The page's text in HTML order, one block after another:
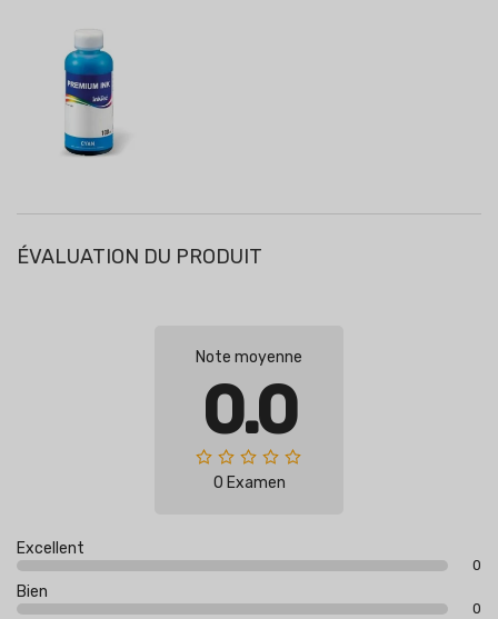
ÉVALUATION DU PRODUIT
Note moyenne
0.0
0 Examen
Excellent
0
Bien
0